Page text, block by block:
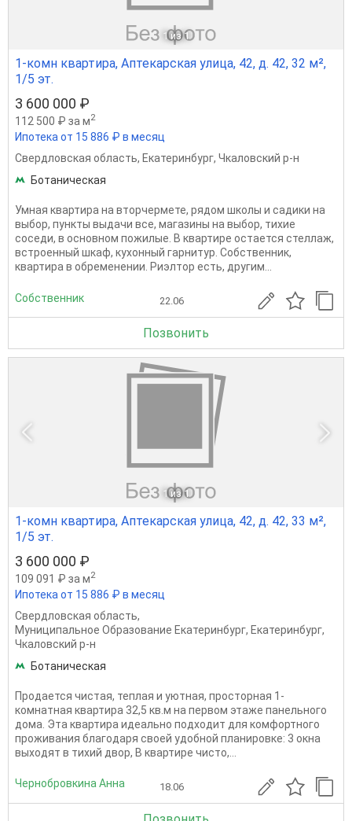
1 из 1
1-комн квартира, Аптекарская улица, 42, д. 42, 32 м²,
1/5 эт.
3 600 000 ₽
112 500 ₽ за м2
Ипотека от 15 886 ₽ в месяц
Свердловская область, Екатеринбург, Чкаловский р-н
Ботаническая
Умная квартира на вторчермете, рядом школы и садики на
выбор, пункты выдачи все, магазины на выбор, тихие
соседи, в основном пожилые. В квартире остается стеллаж,
встроенный шкаф, кухонный гарнитур. Собственник,
квартира в обременении. Риэлтор есть, другим...
Собственник 22.06
Позвонить
1 из 1
1-комн квартира, Аптекарская улица, 42, д. 42, 33 м²,
1/5 эт.
3 600 000 ₽
109 091 ₽ за м2
Ипотека от 15 886 ₽ в месяц
Свердловская область,
Муниципальное Образование Екатеринбург, Екатеринбург,
Чкаловский р-н
Ботаническая
Продается чистая, теплая и уютная, просторная 1-
комнатная квартира 32,5 кв.м на первом этаже панельного
дома. Эта квартира идеально подходит для комфортного
проживания благодаря своей удобной планировке: 3 окна
выходят в тихий двор, В квартире чисто,...
Чернобровкина Анна 18.06